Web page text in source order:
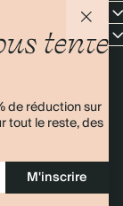
tente
de réduction sur
tout le reste, des
M'inscrire